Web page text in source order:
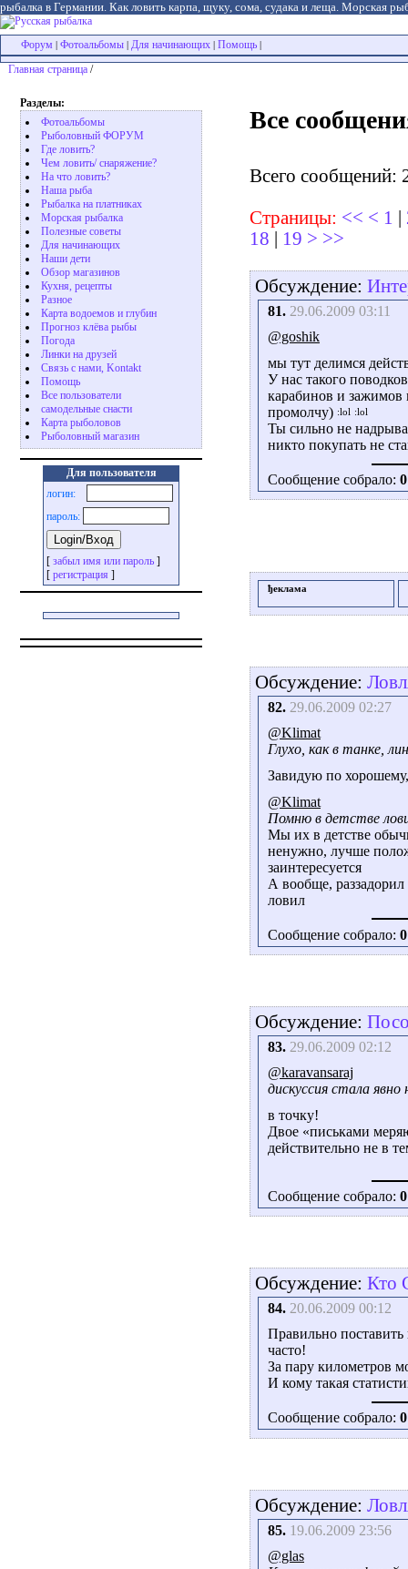
рыбалка в Германии. Как ловить карпа, щуку, сома, судака и леща. Морская
Форум Фотоальбомы Для начинающих Помощь
Главная страница /
Разделы:
Фотоальбомы
Рыболовный ФОРУМ
Где ловить?
Чем ловить/ снаряжение?
На что ловить?
Наша рыба
Рыбалка на платниках
Морская рыбалка
Полезные советы
Для начинающих
Наши дети
Обзор магазинов
Кухня, рецепты
Разное
Карта водоемов и глубин
Прогноз клёва рыбы
Погода
Линки на друзей
Связь с нами, Kontakt
Помощь
Все пользователи
самодельные снасти
Карта рыболовов
Рыболовный магазин
Для пользователя
логин:
пароль:
[ забыл имя или пароль ]
[ регистрация ]
Все
Всего сообщений:
Страницы: << < 1
18
19 > >>
Обсуждение:
81. 29.06.2009 03:11
@goshik
мы тут делимся
У нас такого
карабинов и
промолчу)
Ты сильно не
никто покупать не
Сообщение собрало: 0
ђеклама
Обсуждение:
82. 29.06.2009 02:27
@Klimat
Глухо, как в танке,
Завидую по
@Klimat
Помню в детстве
Мы их в детстве
ненужно, лучше
заинтересуется
А вообще,
ловил
Сообщение собрало: 0
Обсуждение:
83. 29.06.2009 02:12
@karavansaraj
дискуссия стала
в точку!
Двое «письками
действительно не в
Сообщение собрало: 0
Обсуждение: Кто
84. 20.06.2009 00:12
Правильно поставить
часто!
За пару километров
И кому такая
Сообщение собрало: 0
Обсуждение:
85. 19.06.2009 23:56
@glas